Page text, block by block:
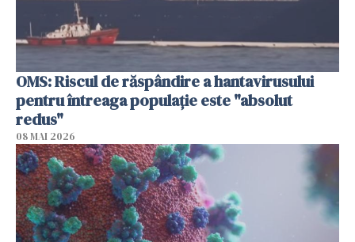
OMS: Riscul de răspândire a hantavirusului
pentru întreaga populaţie este "absolut
redus"
08 MAI 2026